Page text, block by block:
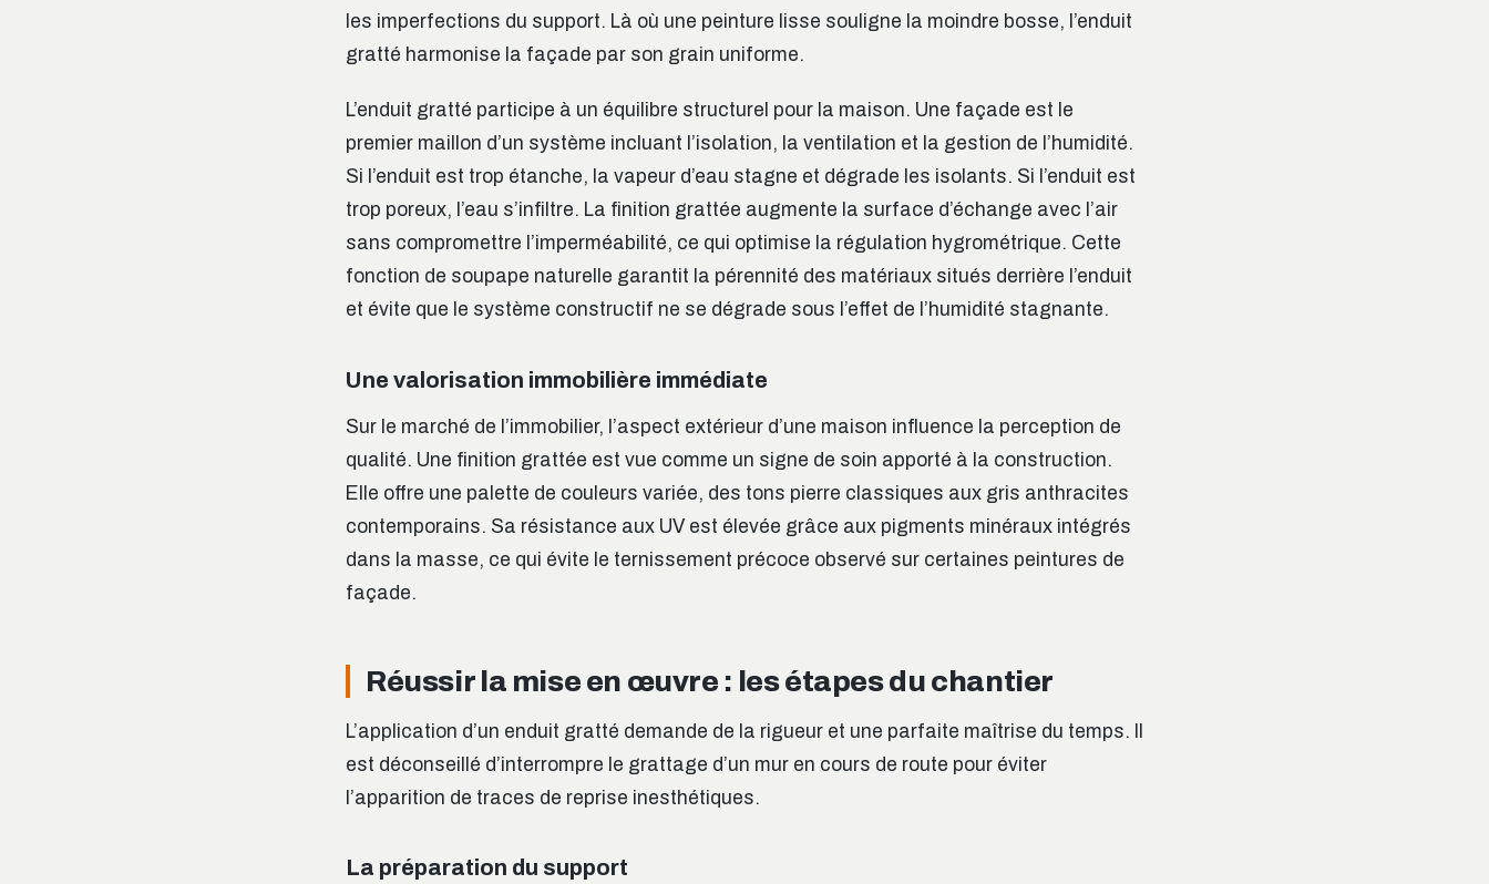
les imperfections du support. Là où une peinture lisse souligne la moindre bosse, l’enduit
gratté harmonise la façade par son grain uniforme.
L’enduit gratté participe à un équilibre structurel pour la maison. Une façade est le
premier maillon d’un système incluant l’isolation, la ventilation et la gestion de l’humidité.
Si l’enduit est trop étanche, la vapeur d’eau stagne et dégrade les isolants. Si l’enduit est
trop poreux, l’eau s’infiltre. La finition grattée augmente la surface d’échange avec l’air
sans compromettre l’imperméabilité, ce qui optimise la régulation hygrométrique. Cette
fonction de soupape naturelle garantit la pérennité des matériaux situés derrière l’enduit
et évite que le système constructif ne se dégrade sous l’effet de l’humidité stagnante.
Une valorisation immobilière immédiate
Sur le marché de l’immobilier, l’aspect extérieur d’une maison influence la perception de
qualité. Une finition grattée est vue comme un signe de soin apporté à la construction.
Elle offre une palette de couleurs variée, des tons pierre classiques aux gris anthracites
contemporains. Sa résistance aux UV est élevée grâce aux pigments minéraux intégrés
dans la masse, ce qui évite le ternissement précoce observé sur certaines peintures de
façade.
Réussir la mise en œuvre : les étapes du chantier
L’application d’un enduit gratté demande de la rigueur et une parfaite maîtrise du temps. Il
est déconseillé d’interrompre le grattage d’un mur en cours de route pour éviter
l’apparition de traces de reprise inesthétiques.
La préparation du support